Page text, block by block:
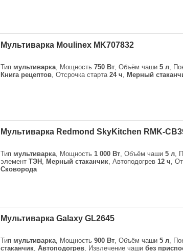
Мультиварка Moulinex MK707832
Тип мультиварка, Мощность 750 Вт, Объём чаши 5 л,
Книга рецептов, Отсрочка старта 24 ч, Мерный
Мультиварка Redmond SkyKitchen RMK-
Тип мультиварка, Мощность 1 000 Вт, Объём чаши 5 л,
элемент ТЭН , Мерный стаканчик, Автоподогрев 12 ч,
Сковорода
Мультиварка Galaxy GL2645
Тип мультиварка, Мощность 900 Вт, Объём чаши 5 л,
стаканчик, Автоподогрев, Извлечение чаши без